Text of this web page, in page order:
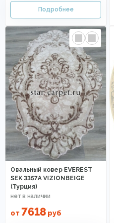
Овальный ковер EVEREST
SEK 3357A VIZIONBEIGE
(Турция)
от 7618 руб